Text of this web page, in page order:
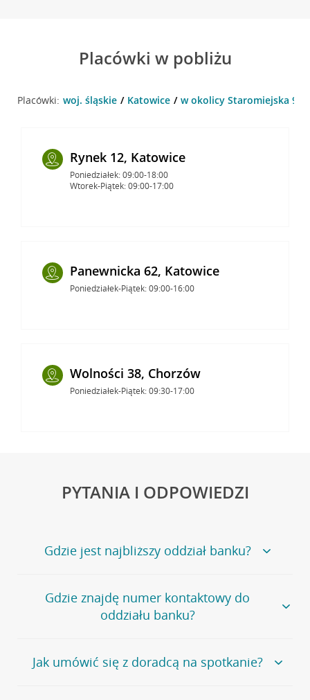
Placówki w pobliżu
Placówki: woj. śląskie Katowice w okolicy Staromiejska 9 ,
Rynek 12, Katowice
Poniedziałek: 09:00-18:00
Wtorek-Piątek: 09:00-17:00
Panewnicka 62, Katowice
Poniedziałek-Piątek: 09:00-16:00
Wolności 38, Chorzów
Poniedziałek-Piątek: 09:30-17:00
PYTANIA I ODPOWIEDZI
Gdzie jest najbliższy oddział banku?
Jeśli szukasz oddziału naszego banku, zapraszamy na
stronęPlacówki i bankomaty, na której znajduje się
wygodna wyszukiwarka.
oddziałów
Gdzie znajdę numer kontaktowy do
oddziału banku?
Bank Credit Agricole nie udostępnia ogólnego numeru
telefonu do placówki bankowej.
Jak umówić się z doradcą na spotkanie?